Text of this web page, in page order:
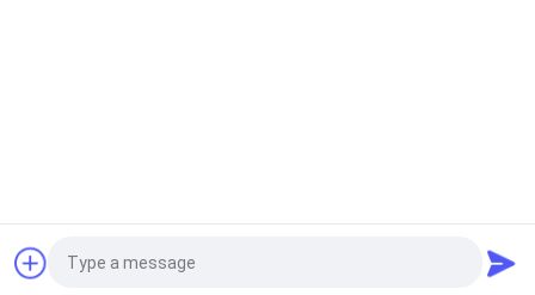
Quote request suatu